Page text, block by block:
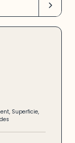
, Superficie,